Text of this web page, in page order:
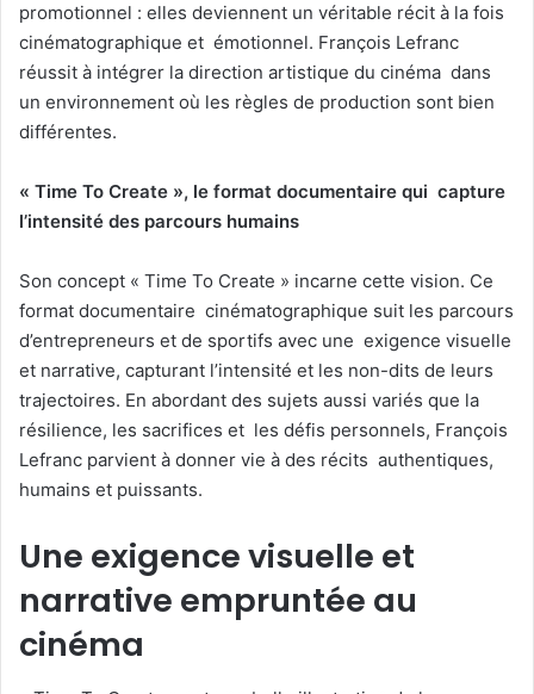
promotionnel : elles deviennent un véritable récit à la fois
cinématographique et émotionnel. François Lefranc
réussit à intégrer la direction artistique du cinéma dans
un environnement où les règles de production sont bien
différentes.
« Time To Create », le format documentaire qui capture
l’intensité des parcours humains
Son concept « Time To Create » incarne cette vision. Ce
format documentaire cinématographique suit les parcours
d’entrepreneurs et de sportifs avec une exigence visuelle
et narrative, capturant l’intensité et les non-dits de leurs
trajectoires. En abordant des sujets aussi variés que la
résilience, les sacrifices et les défis personnels, François
Lefranc parvient à donner vie à des récits authentiques,
humains et puissants.
Une exigence visuelle et
narrative empruntée au
cinéma